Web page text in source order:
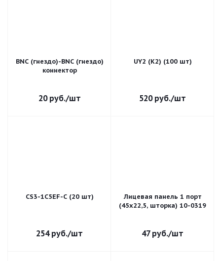
BNC (гнездо)-BNC (гнездо)
коннектор
20руб./шт
UY2 (K2) (100 шт)
520руб./шт
CS3-1C5EF-C (20 шт)
254руб./шт
Лицевая панель 1 порт
(45х22,5, шторка) 10-0319
47руб./шт